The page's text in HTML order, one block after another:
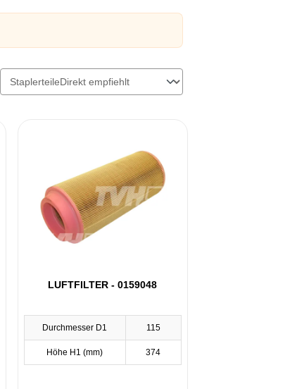
LUFTFILTER - 0159048
Durchmesser D1 115
Höhe H1 (mm) 374